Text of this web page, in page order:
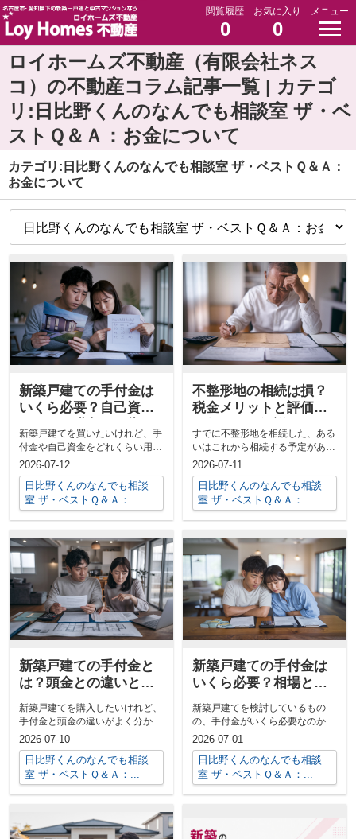
閲覧履歴
0
お気に入り
0
メニュー
ロイホームズ不動産（有限会社ネス
コ）の不動産コラム記事一覧 | カテゴ
リ:日比野くんのなんでも相談室 ザ・ベ
ストＱ＆Ａ：お金について
カテゴリ:日比野くんのなんでも相談室 ザ・ベストＱ＆Ａ：
お金について
新築戸建ての手付金は
いくら必要？自己資金
資金計画の考え方
新築戸建てを買いたいけれど、手
付金や自己資金をどれくらい用意
すれば良いのか不安に感じていま
せんか。ま...
2026-07-12
日比野くんのなんでも相談
室 ザ・ベストＱ＆Ａ：...
不整形地の相続は損？
税金メリットと評価減
すでに不整形地を相続した、ある
いはこれから相続する予定があ
り、税金面が不安な方は多いので
はないでしょ...
2026-07-11
日比野くんのなんでも相談
室 ザ・ベストＱ＆Ａ：...
新築戸建ての手付金と
は？頭金との違いと資
金計画の考え方を解説
新築戸建てを購入したいけれど、
手付金と頭金の違いがよく分から
ず、不安なまま話を進めてよいの
か悩んでい...
2026-07-10
日比野くんのなんでも相談
室 ザ・ベストＱ＆Ａ：...
新築戸建ての手付金は
いくら必要？相場と無
理のない資金計画を解
説
新築戸建てを検討しているもの
の、手付金がいくら必要なのか、
今の貯金で足りるのかと不安に感
じていません...
2026-07-01
日比野くんのなんでも相談
室 ザ・ベストＱ＆Ａ：...